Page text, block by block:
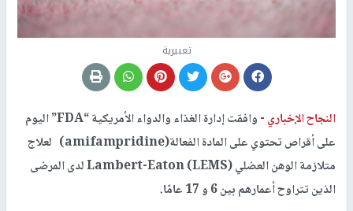
تعبيرية
النجاح الإخباري -
وافقت إدارة الغذاء والدواء الأمريكية “FDA” اليوم
على أقراص تحتوي على المادة الفعالة(amifampridine) لعلاج
متلازمة الوهن العضلي Lambert-Eaton (LEMS) لدى المرضى
الذين تتراوح أعمارهم بين 6 و 17 عامًا.